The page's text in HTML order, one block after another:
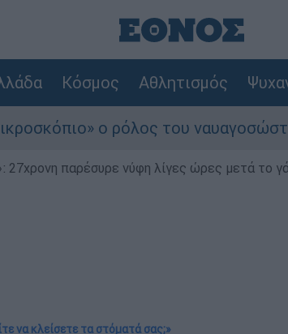
Κόσμος Αθλητισμός
ο ρόλος του ναυαγοσώστη
παρέσυρε νύφη λίγες ώρες μετά το
να κλείσετε τα στόματά σας;»